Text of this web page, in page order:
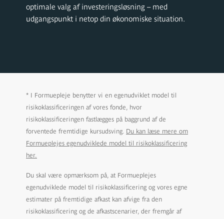
optimale valg af investeringsløsning – med
udgangspunkt i netop din økonomiske situation.
* I Formuepleje benytter vi en egenudviklet model til
risikoklassificeringen af vores fonde, hvor
risikoklassificeringen fastlægges på baggrund af de
forventede fremtidige kursudsving. Du kan læse mere om
Formueplejes egenudviklede model til risikoklassificering
her.
Du skal være opmærksom på, at Formueplejes
egenudviklede model til risikoklassificering og vores egne
estimater på fremtidige afkast kan afvige fra den
risikoklassificering og de afkastscenarier, der fremgår af